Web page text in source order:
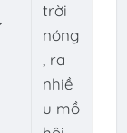
trời
nóng
, ra
nhiề
u mồ